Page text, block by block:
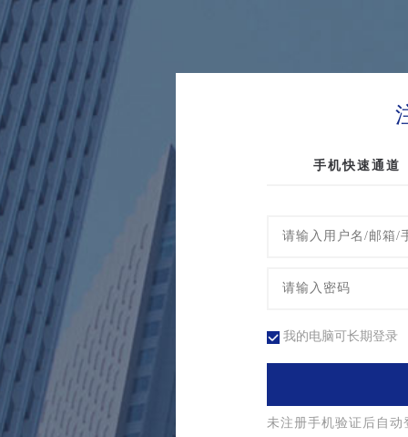
手机快速通道
我的电脑可长期登录
未注册手机验证后自